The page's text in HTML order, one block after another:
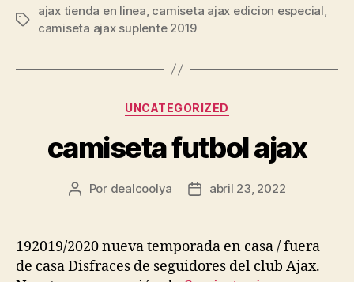
Etiquetas
ajax tienda en linea, camiseta ajax edicion especial,
camiseta ajax suplente 2019
Categorías
UNCATEGORIZED
camiseta futbol ajax
Autor
entrada
Por dealcoolya
Fecha
entrada
abril 23, 2022
192019/2020 nueva temporada en casa / fuera
de casa Disfraces de seguidores del club Ajax.